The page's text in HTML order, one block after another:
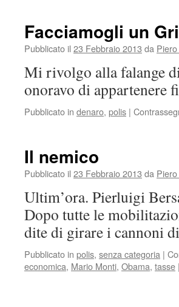
Facciamogli un
Pubblicato il 23 Febbraio 2013 da
Mi rivolgo alla falange
onoravo di appartenere
Pubblicato in denaro, polis |
Il nemico
Pubblicato il 23 Febbraio 2013 da
Ultim’ora. Pierluigi
Dopo tutte le
dite di girare i cannoni
Pubblicato in polis, senza categoria |
economica, Mario Monti, Obama, tasse |